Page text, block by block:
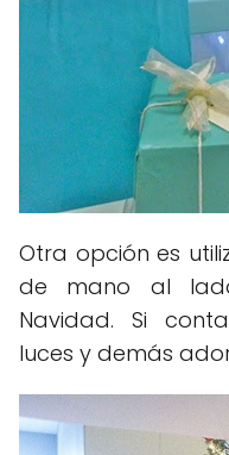
Otra opción es
de mano al
Navidad. Si
luces y demás